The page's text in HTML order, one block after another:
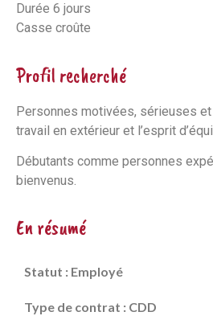
Durée 6 jours
Casse croûte
Profil recherché
Personnes motivées, sérieuses
travail en extérieur et l’esprit
Débutants comme personnes
bienvenus.
En résumé
Statut : Employé
Type de contrat : CDD